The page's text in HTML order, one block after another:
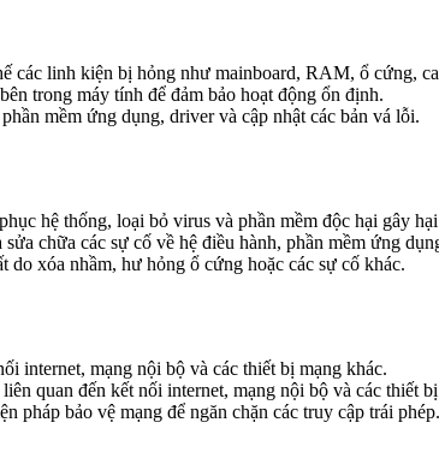
các linh kiện bị hỏng như mainboard, RAM, ổ cứng,
trong máy tính để đảm bảo hoạt động ổn định.
mềm ứng dụng, driver và cập nhật các bản vá lỗi.
hệ thống, loại bỏ virus và phần mềm độc hại gây
sửa chữa các sự cố về hệ điều hành, phần mềm ứng
do xóa nhầm, hư hỏng ổ cứng hoặc các sự cố khác.
internet, mạng nội bộ và các thiết bị mạng khác.
quan đến kết nối internet, mạng nội bộ và các thiết
pháp bảo vệ mạng để ngăn chặn các truy cập trái phép.